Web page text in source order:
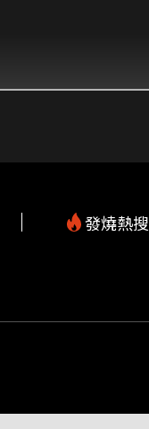
發燒熱搜